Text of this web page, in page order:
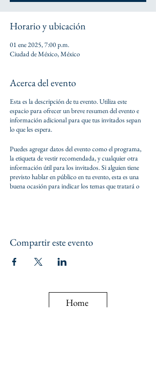
Horario y ubicación
01 ene 2025, 7:00 p.m.
Ciudad de México, México
Acerca del evento
Esta es la descripción de tu evento. Utiliza este
espacio para ofrecer un breve resumen del evento e
información adicional para que tus invitados sepan
lo que les espera.
Puedes agregar datos del evento como el programa,
la etiqueta de vestir recomendada, y cualquier otra
información útil para los invitados. Si alguien tiene
previsto hablar en público en tu evento, esta es una
buena ocasión para indicar los temas que tratará o
personalidad y entusiasmo. Anima a los visitantes de
comprar su ticket para el evento.
Compartir este evento
Home